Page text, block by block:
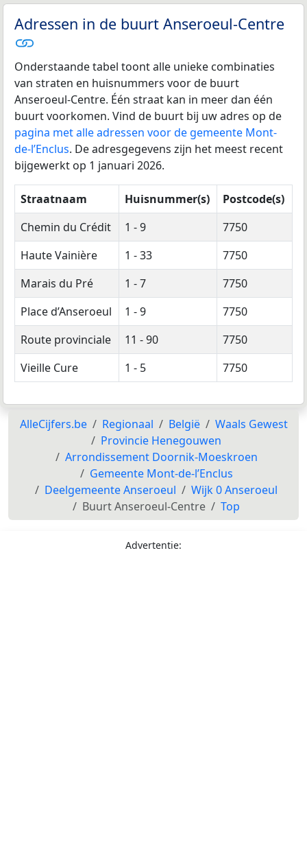
Adressen in de buurt Anseroeul-Centre
Onderstaande tabel toont alle unieke combinaties
van straten en huisnummers voor de buurt
Anseroeul-Centre. Één straat kan in meer dan één
buurt voorkomen. Vind de buurt bij uw adres op de
pagina met alle adressen voor de gemeente Mont-
de-l’Enclus. De adresgegevens zijn het meest recent
bijgewerkt op 1 januari 2026.
Straatnaam Huisnummer(s)
Postcode(s)
Chemin du Crédit
1 - 9
7750
Haute Vainière
1 - 33
7750
Marais du Pré
1 - 7
7750
Place d’Anseroeul
1 - 9
7750
Route provinciale
11 - 90
7750
Vieille Cure
1 - 5 7750
AlleCijfers.be Regionaal België
Waals Gewest
Provincie Henegouwen
Arrondissement Doornik-Moeskroen
Gemeente Mont-de-l’Enclus
Deelgemeente Anseroeul
Wijk 0 Anseroeul
Buurt Anseroeul-Centre
Top
Advertentie: